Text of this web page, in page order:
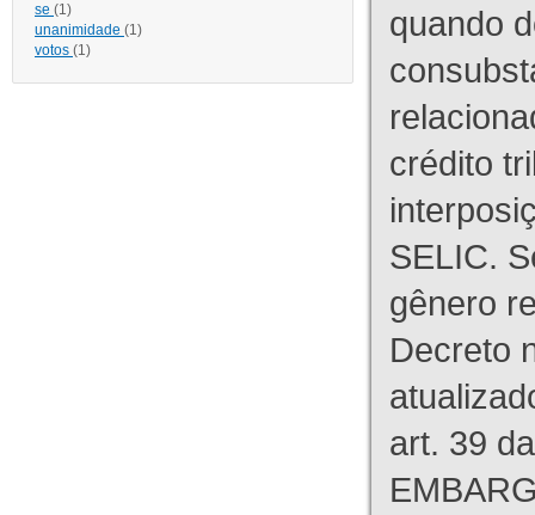
se (1)
unanimidade (1)
votos (1)
quando
crédito
SELIC.
gênero
Decreto
art. 39